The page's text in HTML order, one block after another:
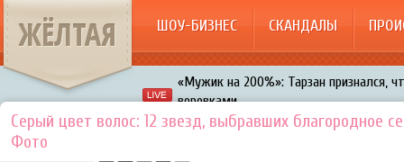
ЖЁЛТАЯ ШОУ-БИЗНЕС СКАНДАЛЫ
«Мужик на 200%»: Тарзан признался,
воровками
Галкин променял Дроботенко на
Серый цвет волос: 12 звезд, выбравших благородное
Фото